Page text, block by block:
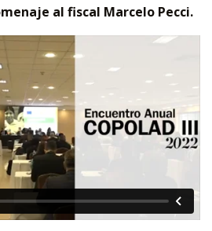
al fiscal Marcelo Pecci.